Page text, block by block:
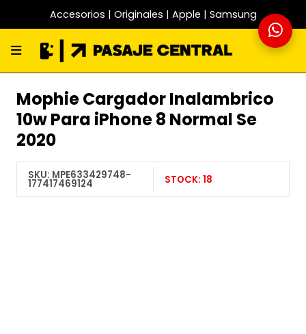
Accesorios | Originales | Apple | Samsung
Mophie Cargador Inalambrico
10w Para iPhone 8 Normal Se
2020
SKU: MPE633429748-
177417469124 STOCK: 18